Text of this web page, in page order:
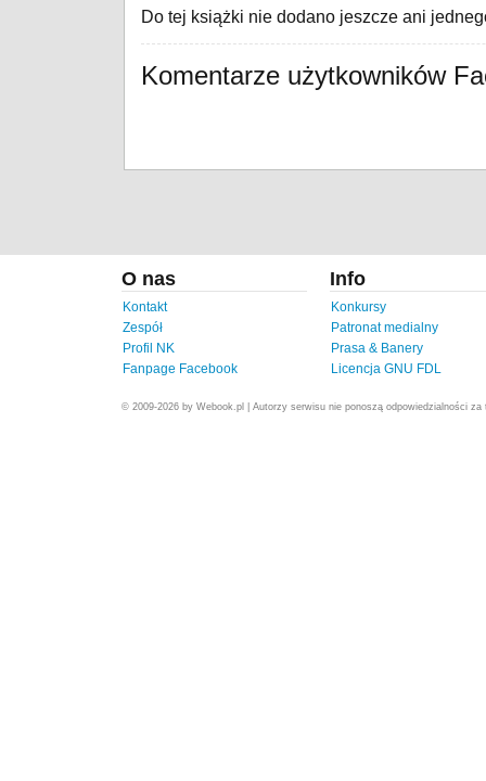
Do tej książki nie dodano jeszcze ani
Komentarze użytkowników
O nas
Kontakt
Zespół
Profil NK
Fanpage Facebook
Info
Konkursy
Patronat medialny
Prasa & Banery
Licencja GNU FDL
© 2009-2026 by Webook.pl | Autorzy serwisu nie ponoszą odpowiedzialności